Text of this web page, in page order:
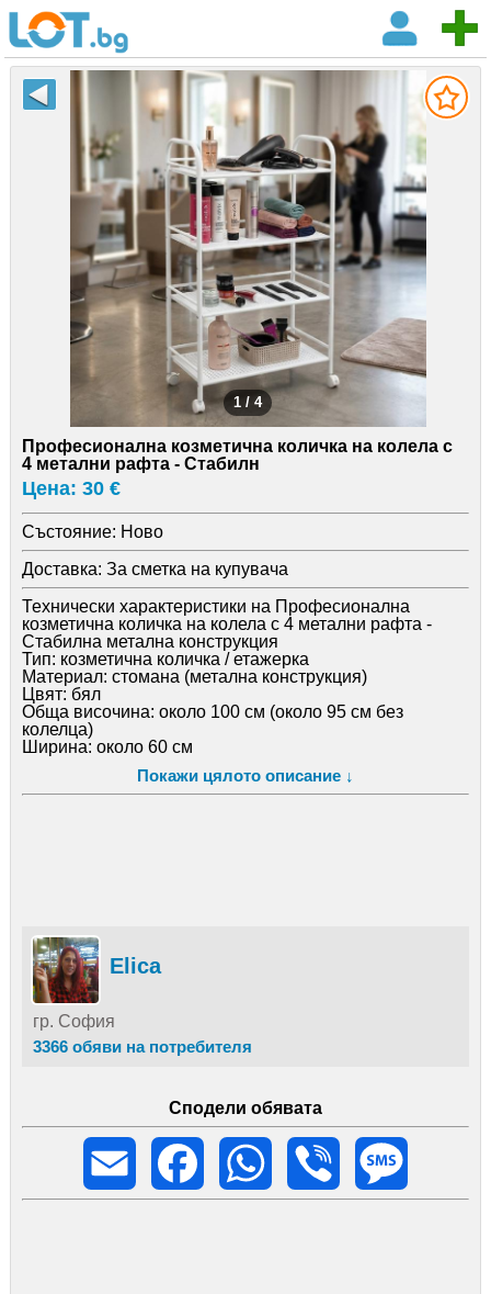
1 / 4
Професионална козметична количка на колела с
4 метални рафта - Стабилн
Цена: 30 €
Състояние: Ново
Доставка: За сметка на купувача
Технически характеристики на Професионална
козметична количка на колела с 4 метални рафта -
Стабилна метална конструкция
Тип: козметична количка / етажерка
Материал: стомана (метална конструкция)
Цвят: бял
Обща височина: около 100 см (около 95 см без
колелца)
Ширина: около 60 см
Диаметър на тръбите: около 19 мм
Брой рафтове: 4
Мобилност: 4 въртящи се колелца
Регулируеми крачета: 4 броя
Покажи цялото описание ↓
Elica
гр. София
3366 обяви на потребителя
Сподели обявата
Email
Facebook WhatsApp Viber